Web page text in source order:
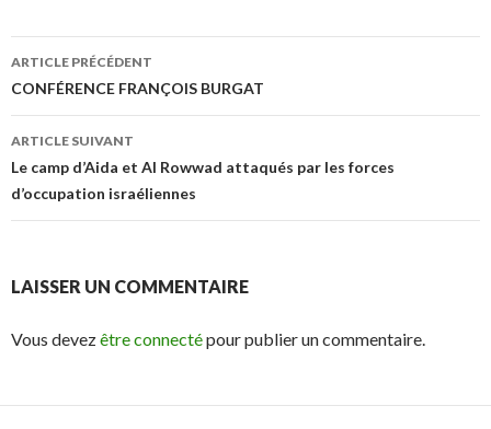
Navigation de l’article
ARTICLE PRÉCÉDENT
CONFÉRENCE FRANÇOIS BURGAT
ARTICLE SUIVANT
Le camp d’Aida et Al Rowwad attaqués par les forces
d’occupation israéliennes
LAISSER UN COMMENTAIRE
Vous devezêtre connectépour publier un commentaire.